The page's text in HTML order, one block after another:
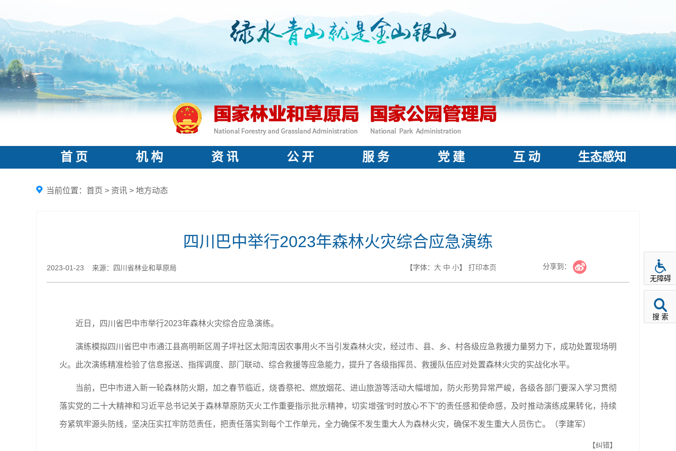
首 页 机 构 资 讯 公 开 服 务 党 建 互 动 生态感知
当前位置： 首页 > 资讯 > 地方动态
四川巴中举行2023年森林火灾综合应急演练
2023-01-23 来源：​四川省林业和草原局 【字体： 大 中 小】 打印本页 分享到：
近日，四川省巴中市举行2023年森林火灾综合应急演练。
演练模拟四川省巴中市通江县高明新区周子坪社区太阳湾因农事用火不当引发森林火灾，经过市、县、乡、村各级应急救援力量努力下，成功处置现场明
火。此次演练精准检验了信息报送、指挥调度、部门联动、综合救援等应急能力，提升了各级指挥员、救援队伍应对处置森林火灾的实战化水平。
当前，巴中市进入新一轮森林防火期，加之春节临近，烧香祭祀、燃放烟花、进山旅游等活动大幅增加，防火形势异常严峻，各级各部门要深入学习贯彻
落实党的二十大精神和习近平总书记关于森林草原防灭火工作重要指示批示精神，切实增强“时时放心不下”的责任感和使命感，及时推动演练成果转化，持续
夯紧筑牢源头防线，坚决压实扛牢防范责任，把责任落实到每个工作单元，全力确保不发生重大人为森林火灾，确保不发生重大人员伤亡。（李建军）
【纠错】
无障碍
搜 索